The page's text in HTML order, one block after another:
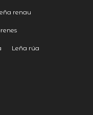
renau
Leña rúa